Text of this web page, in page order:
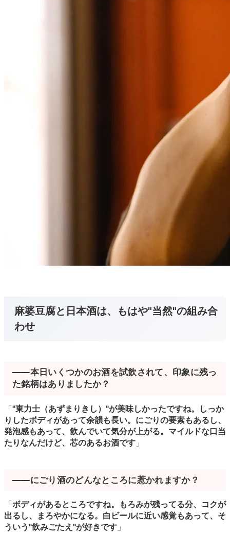
麻婆豆腐と日本酒は、もはや"当然"の組み合
わせ
――本日いくつかのお酒を試飲されて、印象に残っ
た銘柄はありましたか？
「"東力士（あずまりきし）"が美味しかったですね。しっか
りしたボディがあって余韻も長い。にごりの要素もあるし、
発泡感もあって、飲んでいて気分が上がる。マイルドな口当
たりなんだけど、芯のあるお酒です 」
――にごり酒のどんなところに惹かれますか？
「ボディがあるところですね。もろみが残ってる分、コクが
出るし、まろやかになる。白ビールに近い感覚もあって、そ
ういう"飲みごたえ"が好きです 」